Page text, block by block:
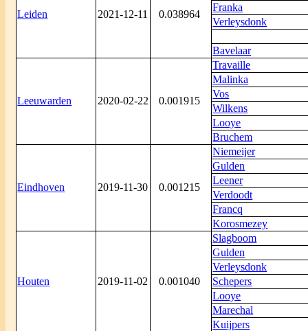
Leiden 2021-12-11 0.038964
Franka
Verleysdonk
Bavelaar
Leeuwarden 2020-02-22 0.001915
Travaille
Malinka
Vos
Wilkens
Looye
Bruchem
Eindhoven 2019-11-30 0.001215
Niemeijer
Gulden
Leener
Verdoodt
Francq
Korosmezey
Houten 2019-11-02 0.001040
Slagboom
Gulden
Verleysdonk
Schepers
Looye
Marechal
Kuijpers